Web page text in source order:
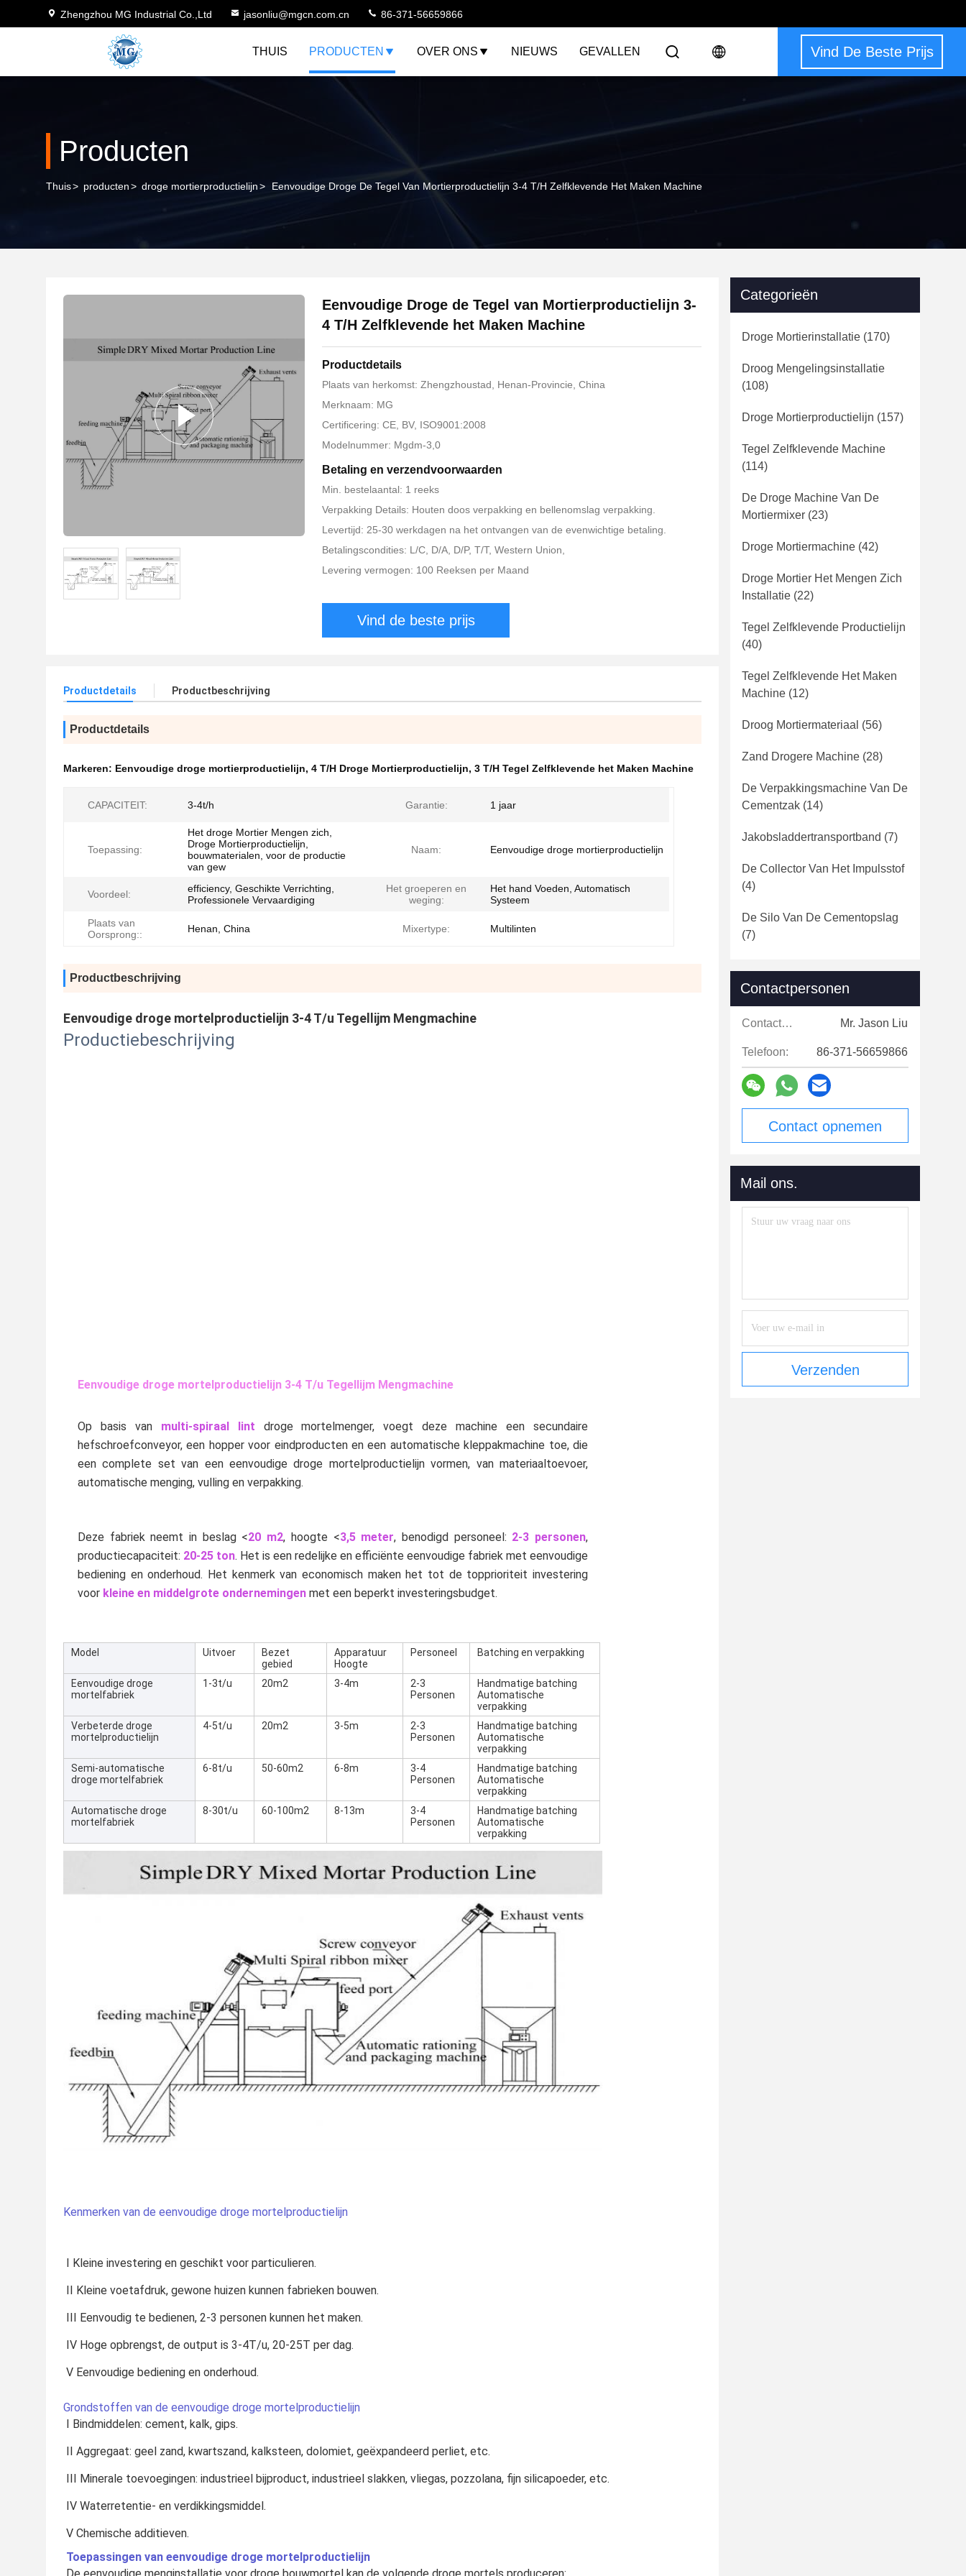
Zhengzhou MG Industrial Co.,Ltd jasonliu@mgcn.com.cn 86-371-56659866
THUIS PRODUCTEN OVER ONS NIEUWS GEVALLEN Vind De Beste Prijs
Producten
Thuis> producten> droge mortierproductielijn> Eenvoudige Droge De Tegel Van Mortierproductielijn 3-4 T/H Zelfklevende Het Maken Machine
Eenvoudige Droge de Tegel van Mortierproductielijn 3-
4 T/H Zelfklevende het Maken Machine
Productdetails
Plaats van herkomst: Zhengzhoustad, Henan-Provincie, China
Merknaam: MG
Certificering: CE, BV, ISO9001:2008
Modelnummer: Mgdm-3,0
Betaling en verzendvoorwaarden
Min. bestelaantal: 1 reeks
Verpakking Details: Houten doos verpakking en bellenomslag verpakking.
Levertijd: 25-30 werkdagen na het ontvangen van de evenwichtige betaling.
Betalingscondities: L/C, D/A, D/P, T/T, Western Union,
Levering vermogen: 100 Reeksen per Maand
Vind de beste prijs
Productdetails Productbeschrijving
Productdetails
Markeren: Eenvoudige droge mortierproductielijn, 4 T/H Droge Mortierproductielijn, 3 T/H Tegel Zelfklevende het Maken Machine
CAPACITEIT: 3-4t/h Garantie: 1 jaar
Toepassing:
Het droge Mortier Mengen zich,
Droge Mortierproductielijn,
bouwmaterialen, voor de productie
van gew
Naam: Eenvoudige droge mortierproductielijn
Voordeel:
efficiency, Geschikte Verrichting,
Professionele Vervaardiging
Het groeperen en
weging:
Het hand Voeden, Automatisch
Systeem
Plaats van
Oorsprong::
Henan, China Mixertype: Multilinten
Productbeschrijving
Eenvoudige droge mortelproductielijn 3-4 T/u Tegellijm Mengmachine
Productiebeschrijving
Eenvoudige droge mortelproductielijn 3-4 T/u Tegellijm Mengmachine
Op basis van multi-spiraal lint
droge mortelmenger, voegt deze machine een secundaire
hefschroefconveyor, een hopper voor eindproducten en een automatische kleppakmachine toe, die
een complete set van een eenvoudige droge mortelproductielijn vormen, van materiaaltoevoer,
automatische menging, vulling en verpakking.
Deze fabriek neemt in beslag <20 m2, hoogte <3,5 meter, benodigd personeel: 2-3 personen,
productiecapaciteit: 20-25 ton. Het is een redelijke en efficiënte eenvoudige fabriek met eenvoudige
bediening en onderhoud. Het kenmerk van economisch maken het tot de topprioriteit investering
voor kleine en middelgrote ondernemingen met een beperkt investeringsbudget.
Model Uitvoer
Bezet
gebied
Apparatuur
Hoogte
Personeel Batching en verpakking
Eenvoudige droge
mortelfabriek
1-3t/u 20m2 3-4m
2-3
Personen
Handmatige batching
Automatische
verpakking
Verbeterde droge
mortelproductielijn
4-5t/u 20m2 3-5m
2-3
Personen
Handmatige batching
Automatische
verpakking
Semi-automatische
droge mortelfabriek
6-8t/u 50-60m2 6-8m
3-4
Personen
Handmatige batching
Automatische
verpakking
Automatische droge
mortelfabriek
8-30t/u 60-100m2 8-13m
3-4
Personen
Handmatige batching
Automatische
verpakking
Kenmerken van de eenvoudige droge mortelproductielijn
I Kleine investering en geschikt voor particulieren.
II Kleine voetafdruk, gewone huizen kunnen fabrieken bouwen.
III Eenvoudig te bedienen, 2-3 personen kunnen het maken.
IV Hoge opbrengst, de output is 3-4T/u, 20-25T per dag.
V Eenvoudige bediening en onderhoud.
Grondstoffen van de eenvoudige droge mortelproductielijn
I Bindmiddelen: cement, kalk, gips.
II Aggregaat: geel zand, kwartszand, kalksteen, dolomiet, geëxpandeerd perliet, etc.
III Minerale toevoegingen: industrieel bijproduct, industrieel slakken, vliegas, pozzolana, fijn silicapoeder, etc.
IV Waterretentie- en verdikkingsmiddel.
V Chemische additieven.
Toepassingen van eenvoudige droge mortelproductielijn
Categorieën
Droge Mortierinstallatie (170)
Droog Mengelingsinstallatie
(108)
Droge Mortierproductielijn (157)
Tegel Zelfklevende Machine
(114)
De Droge Machine Van De
Mortiermixer (23)
Droge Mortiermachine (42)
Droge Mortier Het Mengen Zich
Installatie (22)
Tegel Zelfklevende Productielijn
(40)
Tegel Zelfklevende Het Maken
Machine (12)
Droog Mortiermateriaal (56)
Zand Drogere Machine (28)
De Verpakkingsmachine Van De
Cementzak (14)
Jakobsladdertransportband (7)
De Collector Van Het Impulsstof
(4)
De Silo Van De Cementopslag
(7)
Contactpersonen
Contactpersonen: Mr. Jason Liu
Telefoon: 86-371-56659866
Contact opnemen
Mail ons.
Verzenden